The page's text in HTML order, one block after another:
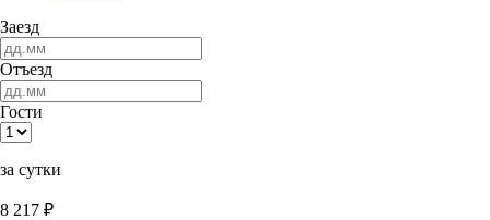
Заезд
Отъезд
Гости
за сутки
8 217 ₽